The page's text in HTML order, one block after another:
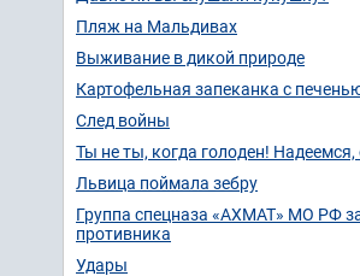
Пляж на Мальдивах
Выживание в дикой природе
Картофельная запеканка с
След войны
Ты не ты, когда голоден!
Львица поймала зебру
Группа спецназа «АХМАТ» МО РФ
противника
Удары